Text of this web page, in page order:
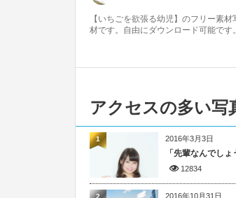
【いちごを欲張る幼児】のフリー素
材です。自由にダウンロード可能です
アクセスの多い写
2016年3月3日
「先輩なんでし
12834
1
2016年10月31日
2